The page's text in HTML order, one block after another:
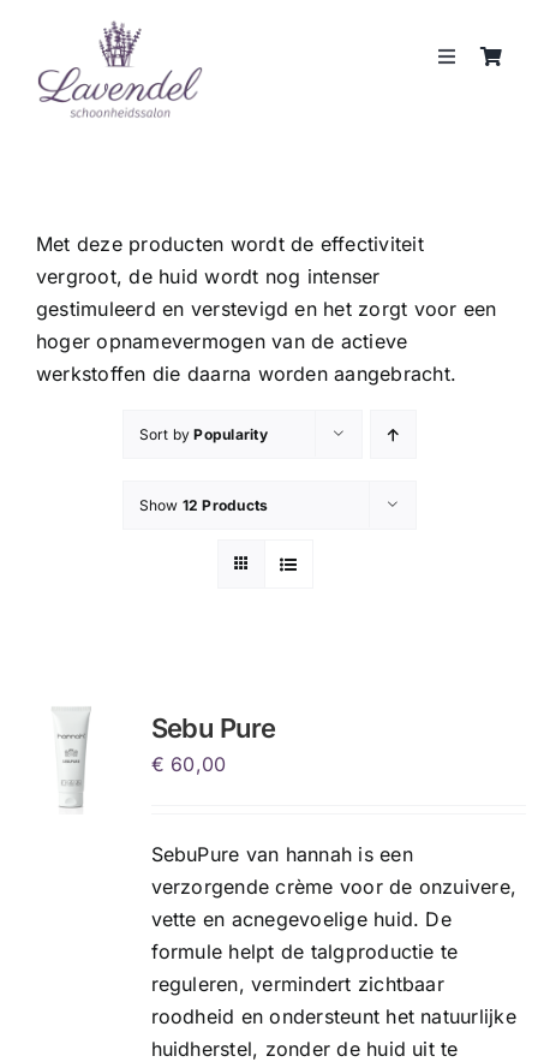
content
Toggle
JOUW HUIDCOACH
MERKEN
WEBSHOP
Met deze producten wordt de effectiviteit
vergroot, de huid wordt nog intenser
gestimuleerd en verstevigd en het zorgt voor een
hoger opnamevermogen van de actieve
werkstoffen die daarna worden aangebracht.
Sort byPopularity
Show 12 Products
Sebu Pure
€ 60,00
SebuPure van hannah is een
verzorgende crème voor de onzuivere,
vette en acnegevoelige huid. De
formule helpt de talgproductie te
reguleren, vermindert zichtbaar
roodheid en ondersteunt het natuurlijke
huidherstel, zonder de huid uit te